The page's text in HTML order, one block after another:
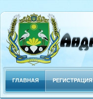
ГЛАВНАЯ РЕГИСТРАЦИЯ